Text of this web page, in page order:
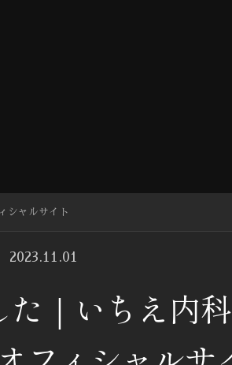
シャルサイト
2023.11.01
｜いちえ内